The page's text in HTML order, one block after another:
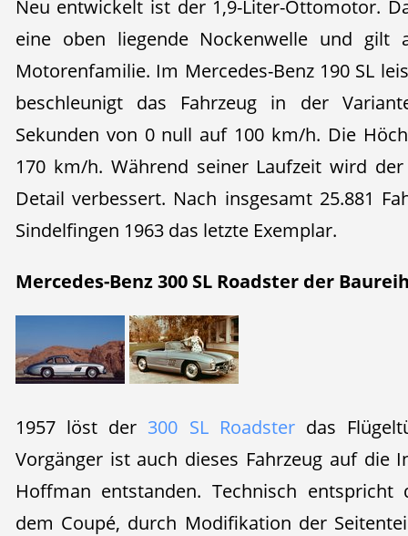
Neu entwickelt ist der 1,9-Liter-Ottomotor.
eine oben liegende Nockenwelle und gilt
Motorenfamilie. Im Mercedes-Benz 190 SL
beschleunigt das Fahrzeug in der
Sekunden von 0 null auf 100 km/h. Die
170 km/h. Während seiner Laufzeit wird
Detail verbessert. Nach insgesamt 25.881
Sindelfingen 1963 das letzte Exemplar.
Mercedes-Benz 300 SL Roadster der
1957 löst der 300 SL Roadsterdas
Vorgänger ist auch dieses Fahrzeug auf die
Hoffman entstanden. Technisch entspricht
dem Coupé, durch Modifikation der